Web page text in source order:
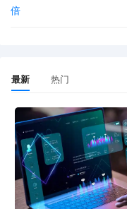
Vulcan依据以下法律
《兰哈姆法》第43
北卡罗来纳州诽谤法
倍
最新 热门